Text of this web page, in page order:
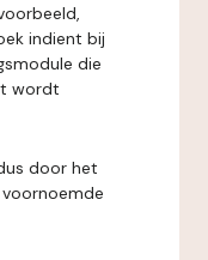
indient bij
die
wordt
door het